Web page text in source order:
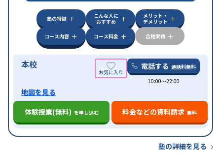
可能不登校生に対応学習にPC・タブレットを利用
オンライン対応1科目から受講可能
塾の特徴
こんな人に
おすすめ
メリット・
デメリット
コース内容
コース料金 合格実績
本校 電話する 通話料無料
10:00〜22:00
地図を見る
体験授業(無料) を申し込む 料金などの資料請求 無料
塾の詳細を見る